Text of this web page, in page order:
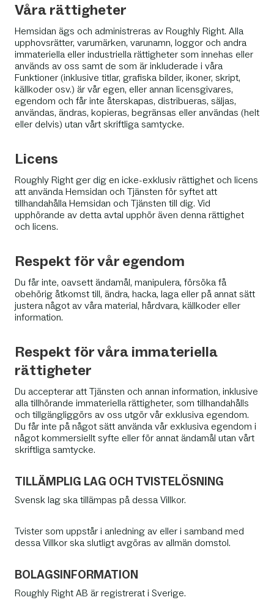
Våra rättigheter
Hemsidan ägs och administreras av Roughly Right. Alla
upphovsrätter, varumärken, varunamn, loggor och andra
immateriella eller industriella rättigheter som innehas eller
används av oss samt de som är inkluderade i våra
Funktioner (inklusive titlar, grafiska bilder, ikoner, skript,
källkoder osv.) är vår egen, eller annan licensgivares,
egendom och får inte återskapas, distribueras, säljas,
användas, ändras, kopieras, begränsas eller användas (helt
eller delvis) utan vårt skriftliga samtycke.
Licens
Roughly Right ger dig en icke-exklusiv rättighet och licens
att använda Hemsidan och Tjänsten för syftet att
tillhandahålla Hemsidan och Tjänsten till dig. Vid
upphörande av detta avtal upphör även denna rättighet
och licens.
Respekt för vår egendom
Du får inte, oavsett ändamål, manipulera, försöka få
obehörig åtkomst till, ändra, hacka, laga eller på annat sätt
justera något av våra material, hårdvara, källkoder eller
information.
Respekt för våra immateriella
rättigheter
Du accepterar att Tjänsten och annan information, inklusive
alla tillhörande immateriella rättigheter, som tillhandahålls
och tillgängliggörs av oss utgör vår exklusiva egendom.
Du får inte på något sätt använda vår exklusiva egendom i
något kommersiellt syfte eller för annat ändamål utan vårt
skriftliga samtycke.
TILLÄMPLIG LAG OCH TVISTELÖSNING
Svensk lag ska tillämpas på dessa Villkor.
Tvister som uppstår i anledning av eller i samband med
dessa Villkor ska slutligt avgöras av allmän domstol.
BOLAGSINFORMATION
Roughly Right AB är registrerat i Sverige.